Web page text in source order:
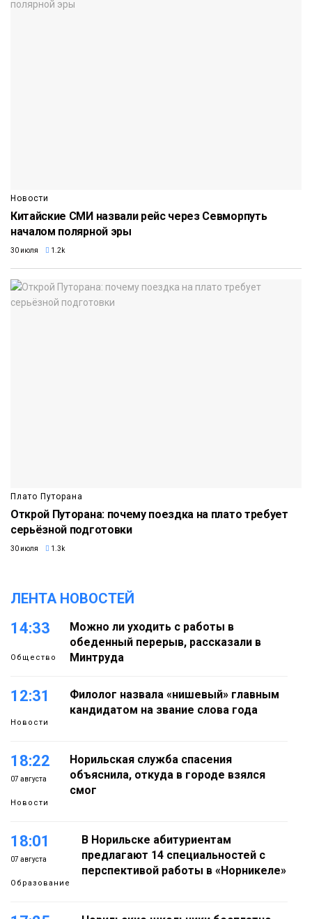
Новости
Китайские СМИ назвали рейс через Севморпуть
началом полярной эры
30 июля 1.2k
Плато Путорана
Открой Путорана: почему поездка на плато требует
серьёзной подготовки
30 июля 1.3k
ЛЕНТА НОВОСТЕЙ
14:33
Общество
Можно ли уходить с работы в
обеденный перерыв, рассказали в
Минтруда
12:31
Новости
Филолог назвала «нишевый» главным
кандидатом на звание слова года
18:22
07 августа
Новости
Норильская служба спасения
объяснила, откуда в городе взялся
смог
18:01
07 августа
Образование
В Норильске абитуриентам
предлагают 14 специальностей с
перспективой работы в «Норникеле»